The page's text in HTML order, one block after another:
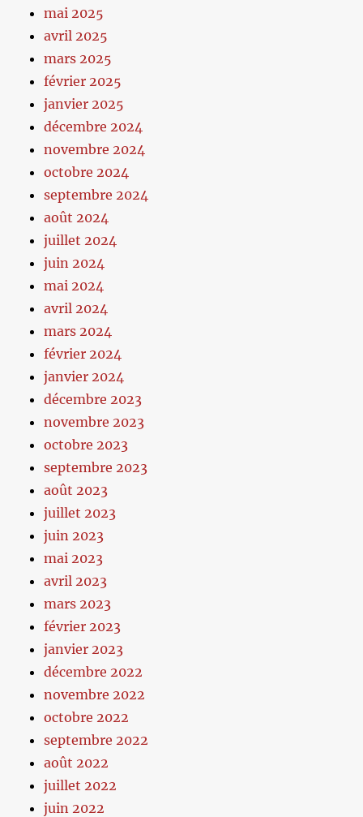
mai 2025
avril 2025
mars 2025
février 2025
janvier 2025
décembre 2024
novembre 2024
octobre 2024
septembre 2024
août 2024
juillet 2024
juin 2024
mai 2024
avril 2024
mars 2024
février 2024
janvier 2024
décembre 2023
novembre 2023
octobre 2023
septembre 2023
août 2023
juillet 2023
juin 2023
mai 2023
avril 2023
mars 2023
février 2023
janvier 2023
décembre 2022
novembre 2022
octobre 2022
septembre 2022
août 2022
juillet 2022
juin 2022